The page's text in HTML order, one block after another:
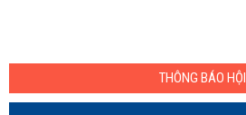
THÔNG BÁO HỘI